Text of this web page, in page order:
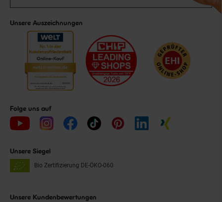
Unsere Auszeichnungen
Folge uns auf
Unsere Siegel
Bio Zertifizierung DE-ÖKO-060
Unsere Kundenbewertungen